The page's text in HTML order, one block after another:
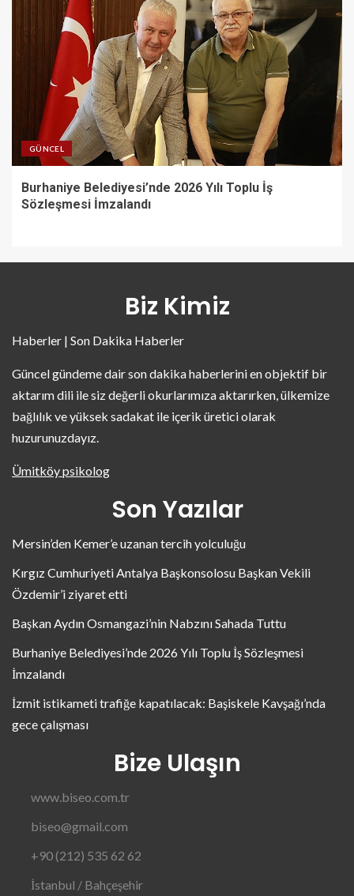
GÜNCEL
Burhaniye Belediyesi’nde 2026 Yılı Toplu İş
Sözleşmesi İmzalandı
Biz Kimiz
Haberler | Son Dakika Haberler
Güncel gündeme dair son dakika haberlerini en objektif bir
aktarım dili ile siz değerli okurlarımıza aktarırken, ülkemize
bağlılık ve yüksek sadakat ile içerik üretici olarak
huzurunuzdayız.
Ümitköy psikolog
Son Yazılar
Mersin’den Kemer’e uzanan tercih yolculuğu
Kırgız Cumhuriyeti Antalya Başkonsolosu Başkan Vekili
Özdemir’i ziyaret etti
Başkan Aydın Osmangazi’nin Nabzını Sahada Tuttu
Burhaniye Belediyesi’nde 2026 Yılı Toplu İş Sözleşmesi
İmzalandı
İzmit istikameti trafiğe kapatılacak: Başiskele Kavşağı’nda
gece çalışması
Bize Ulaşın
www.biseo.com.tr
biseo@gmail.com
+90 (212) 535 62 62
İstanbul / Bahçeşehir